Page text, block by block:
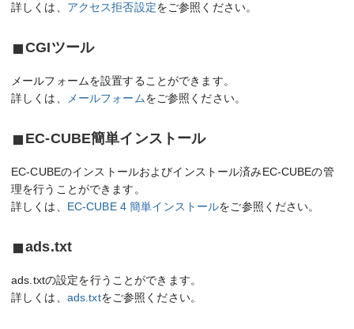
詳しくは、 アクセス拒否設定をご参照ください。
CGIツール
メールフォームを設置することができます。
詳しくは、
メールフォームをご参照ください。
EC-CUBE簡単インストール
EC-CUBEのインストールおよびインストール済みEC-CUBEの管
理を行うことができます。
詳しくは、 EC-CUBE 4 簡単インストールをご参照ください。
ads.txt
ads.txtの設定を行うことができます。
詳しくは、 ads.txtをご参照ください。